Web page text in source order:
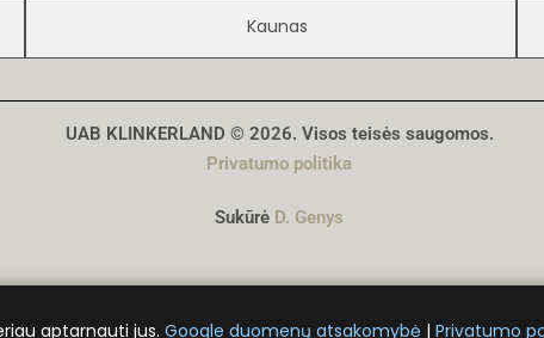
Kaunas
UAB KLINKERLAND © 2026. Visos teisės saugomos.
Privatumo politika
Sukūrė D. Genys
aptarnauti jus. Google duomenų atsakomybė | Privatumo